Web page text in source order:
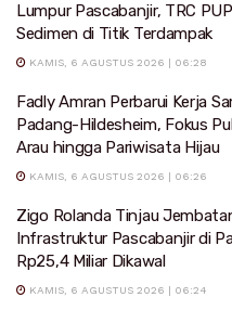
Lumpur Pascabanjir, TRC
Sedimen di Titik Terdampak
KAMIS, 6 AGUSTUS 2026 | 06:28
Fadly Amran Perbarui Kerja
Padang-Hildesheim, Fokus
Arau hingga Pariwisata Hijau
KAMIS, 6 AGUSTUS 2026 | 06:26
Zigo Rolanda Tinjau
Infrastruktur Pascabanjir di
Rp25,4 Miliar Dikawal
KAMIS, 6 AGUSTUS 2026 | 06:24